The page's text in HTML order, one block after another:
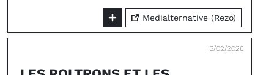
Medialternative (Rezo)
13/02/2026